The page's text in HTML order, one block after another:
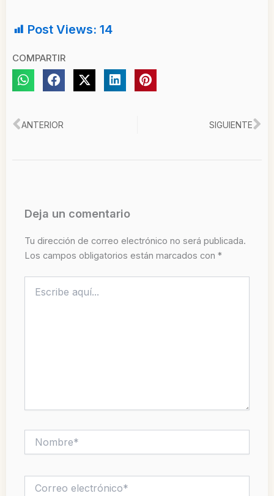
Post Views: 14
COMPARTIR
Ant
ANTERIOR SIGUIENTE
Deja un comentario
Tu dirección de correo electrónico no será publicada.
Los campos obligatorios están marcados con *
aquí...
electrónico*